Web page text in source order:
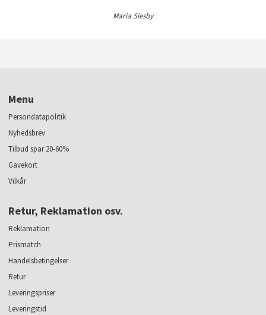
Maria Siesby
Menu
Persondatapolitik
Nyhedsbrev
Tilbud spar 20-60%
Gavekort
Vilkår
Retur, Reklamation osv.
Reklamation
Prismatch
Handelsbetingelser
Retur
Leveringspriser
Leveringstid